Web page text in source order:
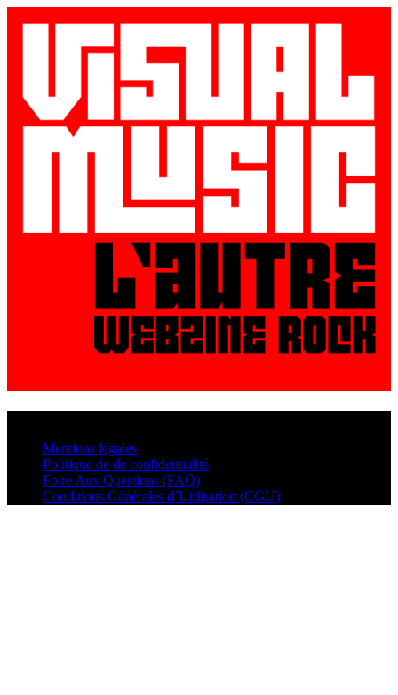
Mentions légales
Politique de de confidentialité
Foire Aux Questions (FAQ)
Conditions Générales d’Utilisation (CGU)